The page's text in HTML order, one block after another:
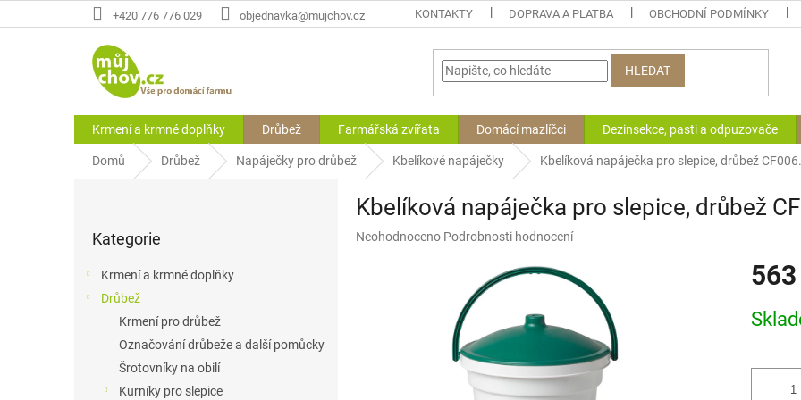
na
+420 776 776 029 objednavka@mujchov.cz KONTAKTY DOPRAVA A PLATBA OBCHODNÍ PODMÍNKY
HLEDAT
Krmení a krmné doplňky Drůbež Farmářská zvířata Domácí mazlíčci Dezinsekce, pasti a odpuzovače
Domů Drůbež Napáječky pro drůbež Kbelíkové napáječky Kbelíková napáječka pro slepice, drůbež
kategorie
Kategorie
Krmení a krmné doplňky
Drůbež
Krmení pro drůbež
Označování drůbeže a další pomůcky
Šrotovníky na obilí
Kurníky pro slepice
Kbelíková napáječka pro slepice, drůbež
Průměrné
Neohodnoceno Podrobnosti hodnocení
cena: